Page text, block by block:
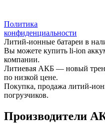
Политика
конфиденциальности
Литий-ионные батареи в
Вы можете купить li-ion
компании.
Литиевая АКБ — новый
по низкой цене.
Покупка, продажа литий-
погрузчиков.
Производители